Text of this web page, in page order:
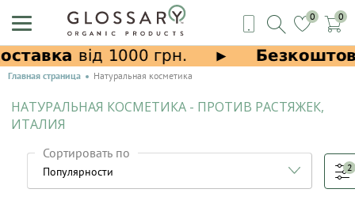
0 0
Главная страница Натуральная косметика
НАТУРАЛЬНАЯ КОСМЕТИКА - ПРОТИВ РАСТЯЖЕК,
ИТАЛИЯ
Сортировать по
2